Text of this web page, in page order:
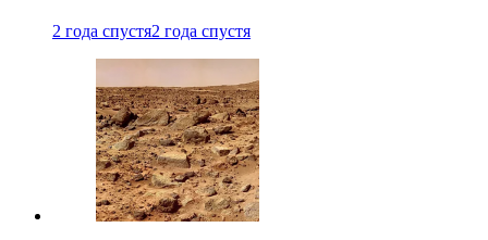
2 года спустя2 года спустя